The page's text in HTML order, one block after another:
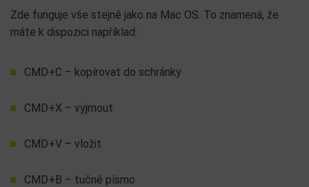
Zde funguje vše stejně jako na Mac OS. To znamená, že
máte k dispozici například:
CMD+C – kopírovat do schránky
CMD+X – vyjmout
CMD+V – vložit
CMD+B – tučné písmo